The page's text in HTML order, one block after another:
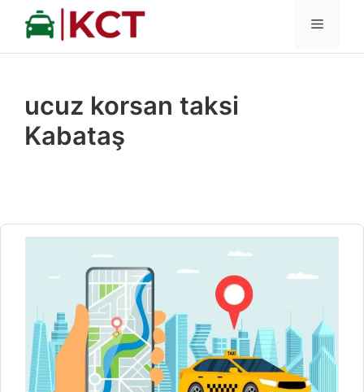
İçeriğe
MENÜ
ucuz korsan taksi
Kabataş